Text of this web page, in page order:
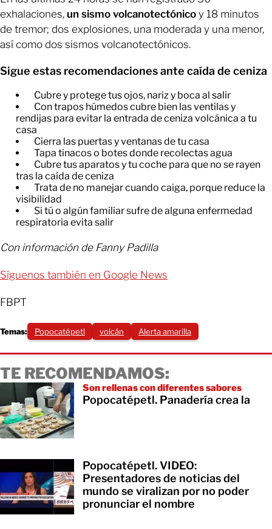
exhalaciones, un sismo volcanotectónico y 18 minutos
de tremor; dos explosiones, una moderada y una menor,
así como dos sismos volcanotectónicos.
Sigue estas recomendaciones ante caída de ceniza
Cubre y protege tus ojos, nariz y boca al salir
Con trapos húmedos cubre bien las ventilas y
rendijas para evitar la entrada de ceniza volcánica a tu
casa
Cierra las puertas y ventanas de tu casa
Tapa tinacos o botes donde recolectas agua
Cubre tus aparatos y tu coche para que no se rayen
tras la caída de ceniza
Trata de no manejar cuando caiga, porque reduce la
visibilidad
Si tú o algún familiar sufre de alguna enfermedad
respiratoria evita salir
Con información de Fanny Padilla
Síguenos también en Google News
FBPT
Temas: Popocatépetl volcán Alerta amarilla
TE RECOMENDAMOS:
Son rellenas con diferentes sabores
Popocatépetl. Panadería crea la
Popocatépetl. VIDEO:
Presentadores de noticias del
mundo se viralizan por no poder
pronunciar el nombre